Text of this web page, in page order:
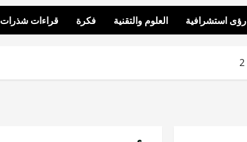
رؤى استشرافية العلوم والتقنية فكرة قراءات شذرات